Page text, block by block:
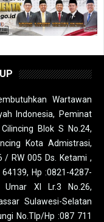
Wartawan
Indonesia, Peminat
Blok S No.24,
Kota Admistrasi,
/ RW 005 Ds. Ketami ,
Hp :0821-4287-
XI Lr.3 No.26,
Sulawesi-Selatan
No.Tlp/Hp :087 711